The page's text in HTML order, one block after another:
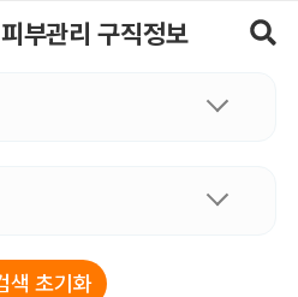
부관리 구직정보
색 초기화